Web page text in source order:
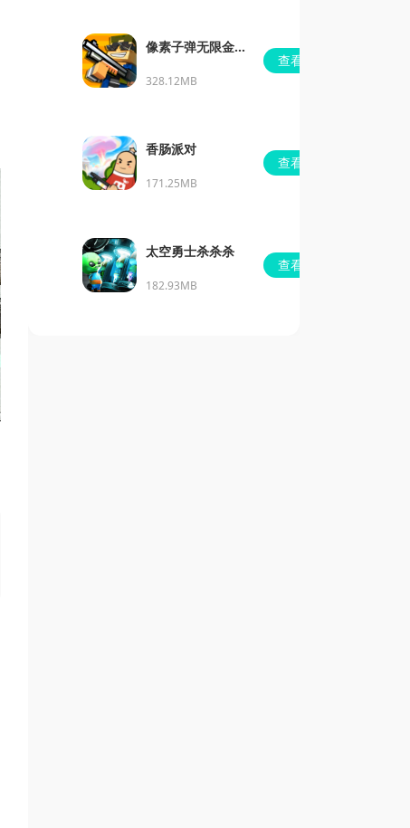
像素子弹无限金币
版免广告
328.12MB
查看
香肠派对
171.25MB
查看
太空勇士杀杀杀
182.93MB
查看